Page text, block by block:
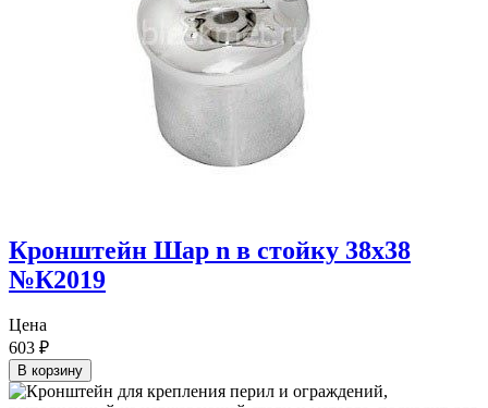
Кронштейн Шар n в стойку 38х38
№К2019
Цена
603 ₽
В корзину